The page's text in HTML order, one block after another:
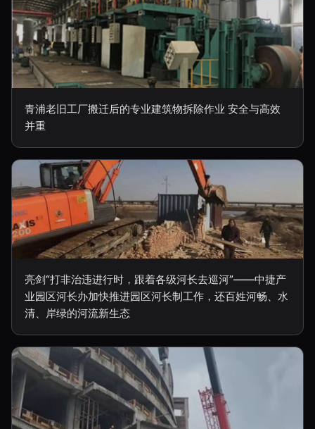
青浦老旧工厂搬迁后的专业建筑物拆除作业 安全与高效
并重
亮剑“打非治违进行时，跟着各级河长去巡河”——中捷产
业园区河长办加快推进园区河长制工作，还百姓河畅、水
清、岸绿的河流新生态